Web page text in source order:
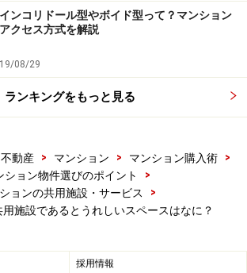
とって重要チェックポイントになりま
ストア
ではよく見かけるようになりました。
文具、電池や電球など、ちょっとした
さな子どもがいる場合は雨の日の買い
ンコリドール型やボイド型って？マンション
クセス方式を解説
08/29
ランキングをもっと見る
動産 > マンション > マンション購入術
>
ション物件選びのポイント
>
ョンの共用施設・サービス
>
施設であるとうれしいスペースはなに？
採用情報